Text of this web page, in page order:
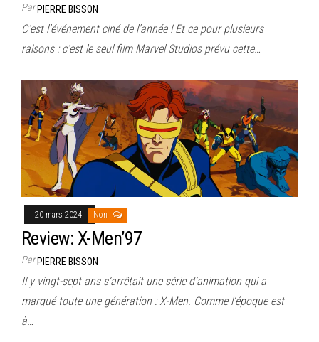
ParPIERRE BISSON
C’est l’événement ciné de l’année ! Et ce pour plusieurs
raisons : c’est le seul film Marvel Studios prévu cette…
20 mars 2024 Non
Review: X-Men’97
ParPIERRE BISSON
Il y vingt-sept ans s’arrêtait une série d’animation qui a
marqué toute une génération : X-Men. Comme l’époque est
à…